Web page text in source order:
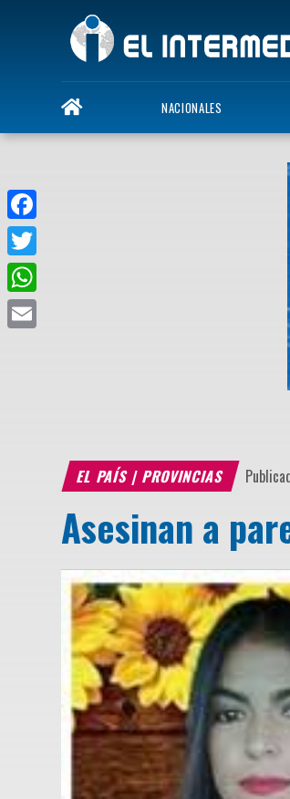
NACIONALES
EL PAÍS | PROVINCIAS
Asesinan a
Facebook
Twitter
WhatsApp